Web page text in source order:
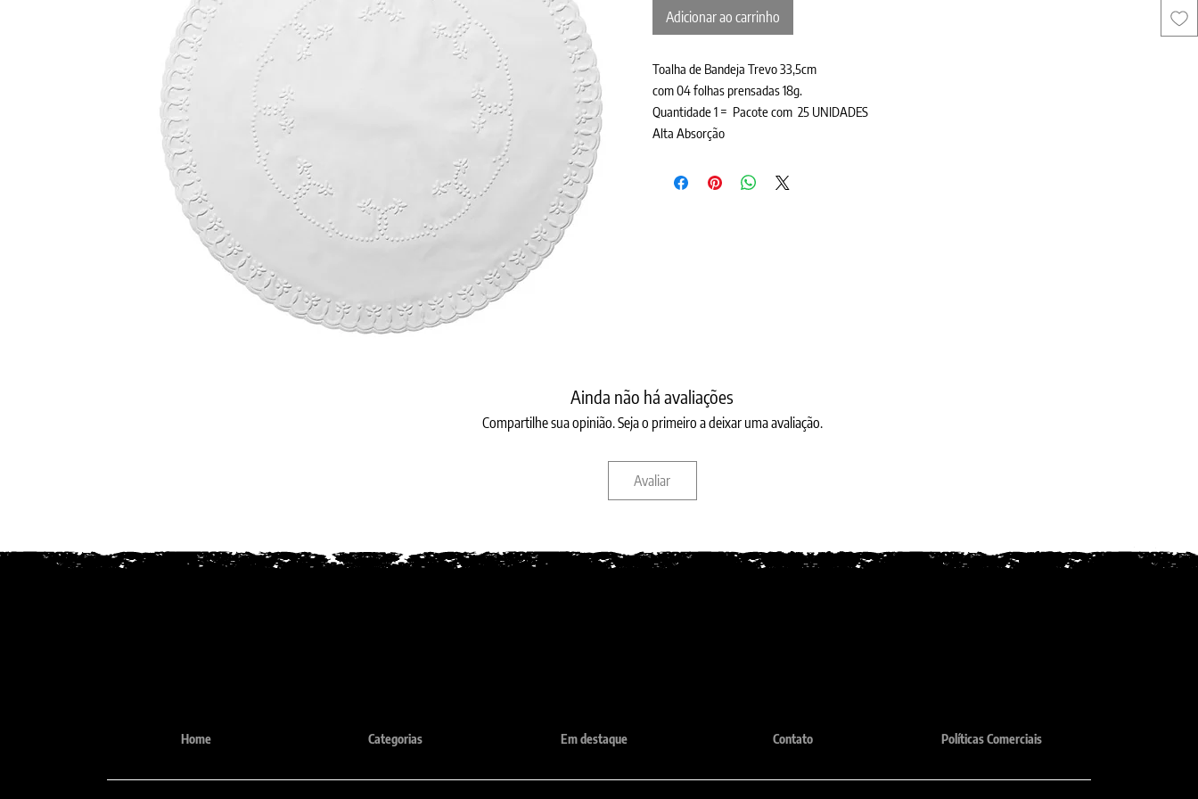
Adicionar ao carrinho
Toalha de Bandeja Trevo 33,5cm
com 04 folhas prensadas 18g.
Quantidade 1 = Pacote com 25 UNIDADES
Alta Absorção
Ainda não há avaliações
Compartilhe sua opinião. Seja o primeiro a deixar uma avaliação.
Avaliar
Home Categorias Em destaque Contato Políticas Comerciais